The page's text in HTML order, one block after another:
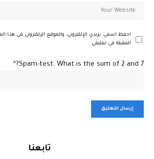
احفظ اسمي، بريدي الإلكتروني، والموقع الإلكتروني في هذا
المقبلة في تعليقي.
Spam-test: What is the sum of 2 and 7?*
تابعنا